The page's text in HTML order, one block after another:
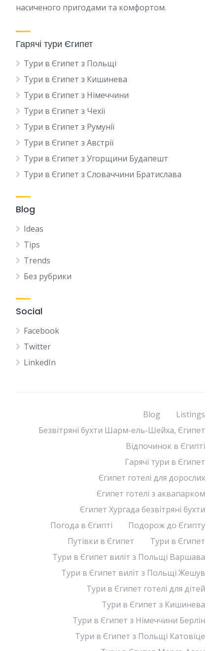
насиченого пригодами та комфортом.
Гарячі тури Єгипет
Тури в Єгипет з Польщі
Тури в Єгипет з Кишинева
Тури в Єгипет з Німеччини
Тури в Єгипет з Чехії
Тури в Єгипет з Румунії
Тури в Єгипет з Австрії
Тури в Єгипет з Угорщини Будапешт
Тури в Єгипет з Словаччини Братислава
Blog
Ideas
Tips
Trends
Без рубрики
Social
Facebook
Twitter
LinkedIn
Blog
Listings
Безвітряні бухти Шарм-ель-Шейха, Єгипет
Відпочинок в Єгипті
Гарячі тури в Єгипет
Єгипет готелі для дорослих
Єгипет готелі з аквапарком
Єгипет Хургада безвітряні бухти
Погода в Єгипті
Подорож до Єгипту
Путівки в Єгипет
Тури в Єгипет
Тури в Єгипет виліт з Польщі Варшава
Тури в Єгипет виліт з Польщі Жешув
Тури в Єгипет готелі для дітей
Тури в Єгипет з Кишинева
Тури в Єгипет з Німеччини Берлін
Тури в Єгипет з Польщі Катовіце